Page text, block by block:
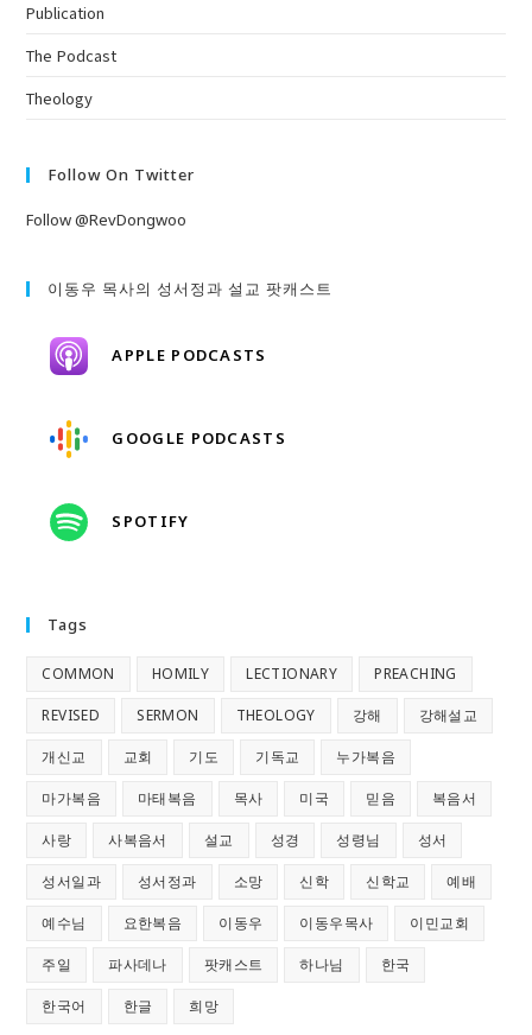
Publication
The Podcast
Theology
Follow On Twitter
Follow @RevDongwoo
이동우 목사의 성서정과 설교 팟캐스트
APPLE PODCASTS
GOOGLE PODCASTS
SPOTIFY
Tags
COMMON HOMILY LECTIONARY PREACHING
REVISED SERMON THEOLOGY 강해 강해설교
개신교 교회 기도 기독교 누가복음
마가복음 마태복음 목사 미국 믿음 복음서
사랑 사복음서 설교 성경 성령님 성서
성서일과 성서정과 소망 신학 신학교 예배
예수님 요한복음 이동우 이동우목사 이민교회
주일 파사데나 팟캐스트 하나님 한국
한국어 한글 희망